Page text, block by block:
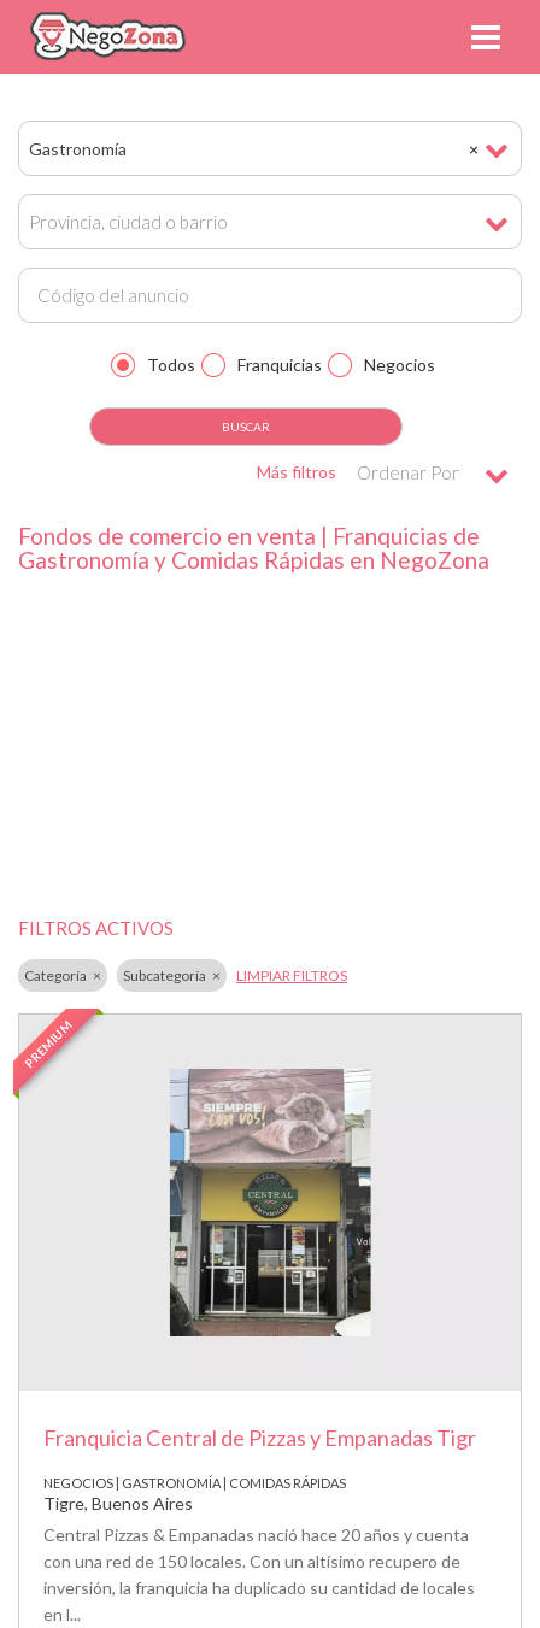
×
Gastronomía
Provincia, ciudad o barrio
Todos Franquicias Negocios
Más filtros Ordenar Por
Fondos de comercio en venta | Franquicias de
Gastronomía y Comidas Rápidas en NegoZona
FILTROS ACTIVOS
Categoría Subcategoría LIMPIAR FILTROS
Franquicia Central de Pizzas y Empanadas Tigr
PREMIUM
NEGOCIOS | GASTRONOMÍA | COMIDAS RÁPIDAS
Tigre, Buenos Aires
Central Pizzas & Empanadas nació hace 20 años y cuenta
con una red de 150 locales. Con un altísimo recupero de
inversión, la franquicia ha duplicado su cantidad de locales
en l...